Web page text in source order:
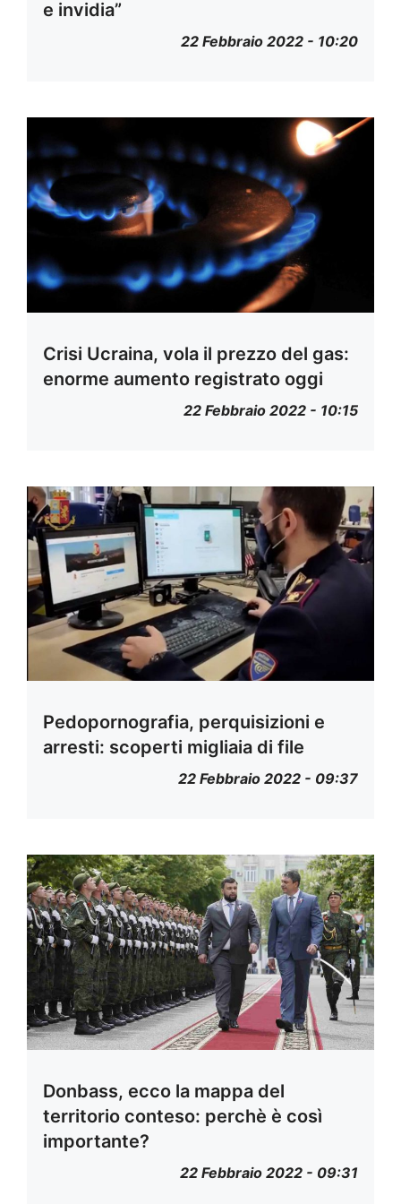
e invidia”
22 Febbraio 2022 - 10:20
Crisi Ucraina, vola il prezzo del gas:
enorme aumento registrato oggi
22 Febbraio 2022 - 10:15
Pedopornografia, perquisizioni e
arresti: scoperti migliaia di file
22 Febbraio 2022 - 09:37
Donbass, ecco la mappa del
territorio conteso: perchè è così
importante?
22 Febbraio 2022 - 09:31